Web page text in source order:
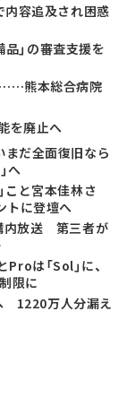
内容追及され困惑
」の審査支援を
……熊本総合病院
を廃止へ
まだ全面復旧なら
へ
こと宮本佳林さ
トに登壇へ
内放送 第三者が
は「Sol」に、
限に
1220万人分漏え